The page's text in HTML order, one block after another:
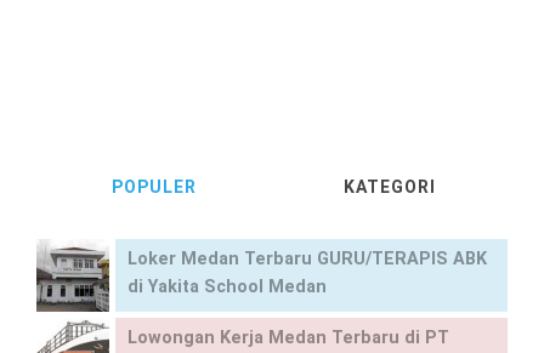
POPULER KATEGORI
Loker Medan Terbaru GURU/TERAPIS ABK
di Yakita School Medan
Lowongan Kerja Medan Terbaru di PT